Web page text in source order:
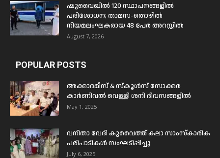
ഷുവൈഖിൽ 120 സ്ഥാപനങ്ങളിൽ
പരിശോധന; താമസ-തൊഴിൽ
നിയമലംഘകരായ 48 പേർ അറസ്റ്റിൽ
August 7, 2026
POPULAR POSTS
അക്കാദമീസ് & സ്കൂൾസ് സോക്കർ
കാർണിവൽ വെള്ളി ശനി ദിവസങ്ങളിൽ
May 1, 2025
വനിതാ വേദി കുവൈത്ത് കലാ സാംസ്കാരിക
പരിപാടികൾ സംഘടിപ്പിച്ചു
July 6, 2025